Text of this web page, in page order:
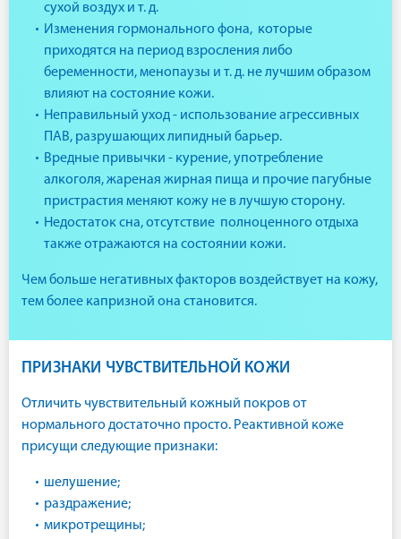
сухой воздух и т. д.
Изменения гормонального фона, которые
приходятся на период взросления либо
беременности, менопаузы и т. д. не лучшим образом
влияют на состояние кожи.
Неправильный уход - использование агрессивных
ПАВ, разрушающих липидный барьер.
Вредные привычки - курение, употребление
алкоголя, жареная жирная пища и прочие пагубные
пристрастия меняют кожу не в лучшую сторону.
Недостаток сна, отсутствие полноценного отдыха
также отражаются на состоянии кожи.
Чем больше негативных факторов воздействует на кожу,
тем более капризной она становится.
ПРИЗНАКИ ЧУВСТВИТЕЛЬНОЙ КОЖИ
Отличить чувствительный кожный покров от
нормального достаточно просто. Реактивной коже
присущи следующие признаки:
шелушение;
раздражение;
микротрещины;